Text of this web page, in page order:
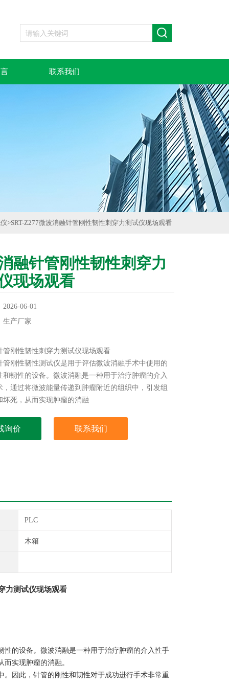
联系我们
>SRT-Z277微波消融针管刚性韧性刺穿力测试仪现场观看
融针管刚性韧性刺穿力
现场观看
06-01
生产厂家
管刚性韧性刺穿力测试仪现场观看
管刚性韧性测试仪是用于评估微波消融手术中使用的
和韧性的设备。微波消融是一种用于治疗肿瘤的介入
，通过将微波能量传递到肿瘤附近的组织中，引发组
坏死，从而实现肿瘤的消融
询价 联系我们
PLC
木箱
力测试仪现场观看
的设备。微波消融是一种用于治疗肿瘤的介入性手
实现肿瘤的消融。
因此，针管的刚性和韧性对于成功进行手术非常重